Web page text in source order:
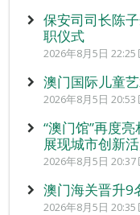
保安司司长陈
职仪式
2026年8月5日 22:25
澳门国际儿童
2026年8月5日 20:53
“澳门馆”再度
展现城市创新
2026年8月5日 20:37
澳门海关晋升9
2026年8月5日 20:35